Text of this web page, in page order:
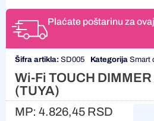
Plaćate poštarinu za
Šifra artikla: SD005 Kategorija Smart
Wi-Fi TOUCH
(TUYA)
MP: 4.826,45 RSD